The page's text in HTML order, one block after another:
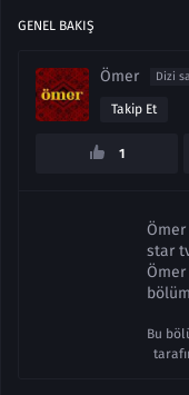
GENEL BAKIŞ
Ömer Dizi
Takip Et
1
star
Bu